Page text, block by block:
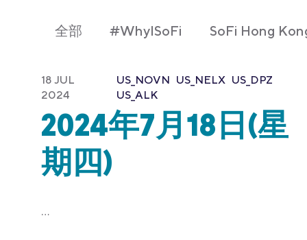
全部 #WhyISoFi SoFi Hong
18 JUL
2024
US_NOVN US_NELX US_DPZ
US_ALK
2024年7月18日(星
期四)
…